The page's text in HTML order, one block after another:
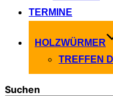
TERMINE
HOLZWÜRMER
TREFFEN
Suchen